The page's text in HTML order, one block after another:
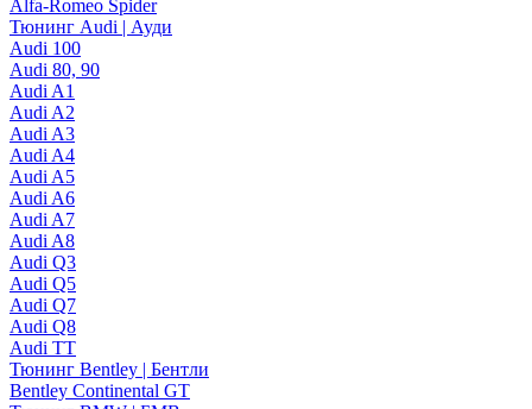
Alfa-Romeo Spider
Тюнинг Audi | Ауди
Audi 100
Audi 80, 90
Audi A1
Audi A2
Audi A3
Audi A4
Audi A5
Audi A6
Audi A7
Audi A8
Audi Q3
Audi Q5
Audi Q7
Audi Q8
Audi TT
Тюнинг Bentley | Бентли
Bentley Continental GT